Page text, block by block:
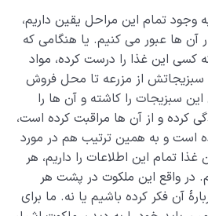
0/8
0/18
وجود تمام این مراحل یقین داریم،
آن ها عبور می کنیم. یا هنگامی که
کسی این غذا را درست کرده، مواد
سبزیجاتش از مزرعه تا محل فروش
سبزیجات را کاشته و آن ها را
کرده و از آن ها مراقبت کرده است،
است و به همین ترتیب هم در مورد
تمام این اطلاعات را داریم، هر
در واقع این ملکوت در پشت هر
آن فکر کرده باشیم یا نه. ما برای